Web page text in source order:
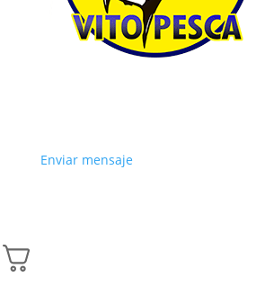
Enviar mensaje